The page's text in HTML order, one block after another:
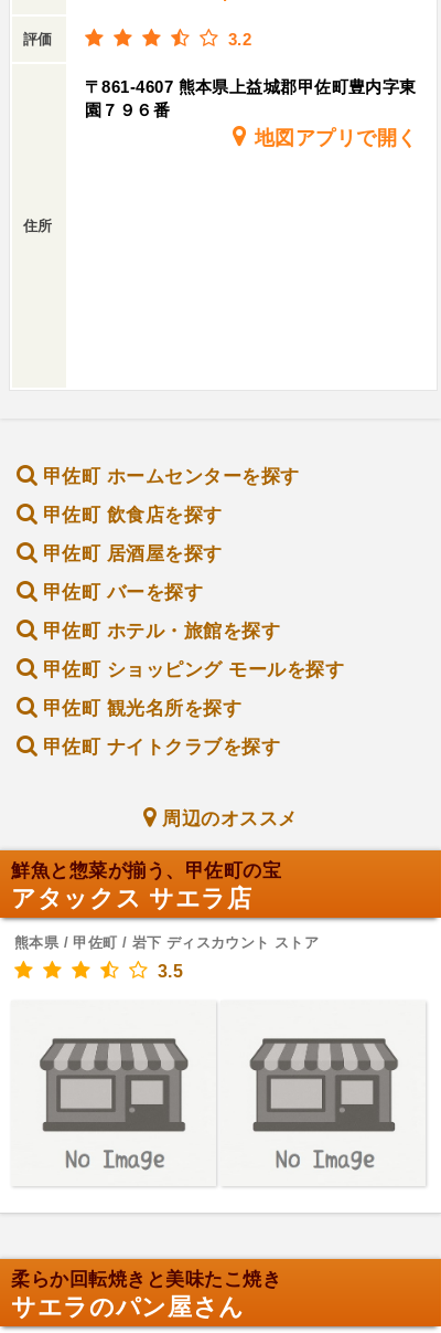
評価 3.2
住所
〒861-4607 熊本県上益城郡甲佐町豊内字東
園７９６番
地図アプリで開く
甲佐町 ホームセンターを探す
甲佐町 飲食店を探す
甲佐町 居酒屋を探す
甲佐町 バーを探す
甲佐町 ホテル・旅館を探す
甲佐町 ショッピング モールを探す
甲佐町 観光名所を探す
甲佐町 ナイトクラブを探す
周辺のオススメ
鮮魚と惣菜が揃う、甲佐町の宝
アタックス サエラ店
熊本県 / 甲佐町 / 岩下 ディスカウント ストア
3.5
柔らか回転焼きと美味たこ焼き
サエラのパン屋さん